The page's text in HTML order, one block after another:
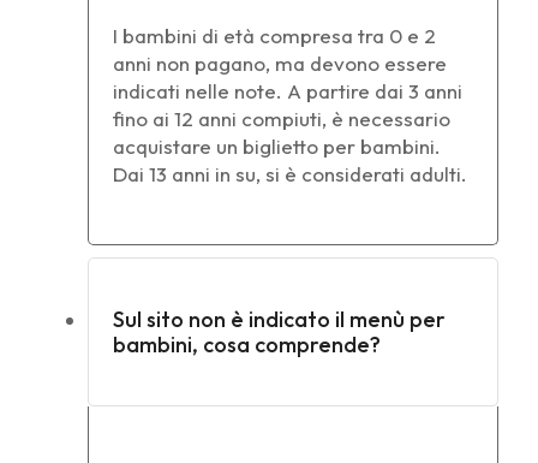
I bambini di età compresa tra 0 e 2
anni non pagano, ma devono essere
indicati nelle note. A partire dai 3 anni
fino ai 12 anni compiuti, è necessario
acquistare un biglietto per bambini.
Dai 13 anni in su, si è considerati adulti.
Sul sito non è indicato il menù per
bambini, cosa comprende?